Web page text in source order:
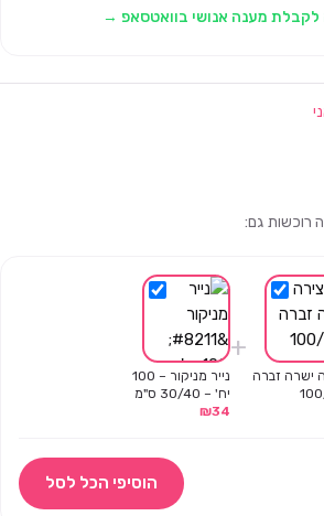
מענה אנושי בוואטסאפ →
רוכשות גם:
ישרה זברה
+
נייר מניקור – 100
יח' – 30/40 ס"מ
₪34
הוסיפי הכל לסל